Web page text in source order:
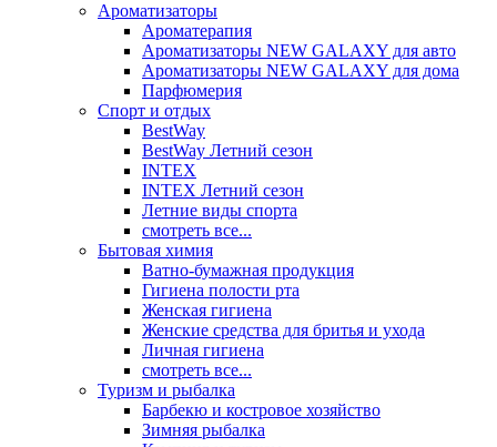
Ароматизаторы
Ароматерапия
Ароматизаторы NEW GALAXY для авто
Ароматизаторы NEW GALAXY для дома
Парфюмерия
Спорт и отдых
BestWay
BestWay Летний сезон
INTEX
INTEX Летний сезон
Летние виды спорта
смотреть все...
Бытовая химия
Ватно-бумажная продукция
Гигиена полости рта
Женская гигиена
Женские средства для бритья и ухода
Личная гигиена
смотреть все...
Туризм и рыбалка
Барбекю и костровое хозяйство
Зимняя рыбалка